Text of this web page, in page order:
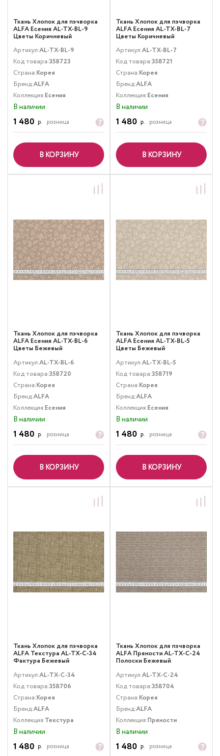
Ткань Хлопок для пэчворка
ALFA Есения AL-TX-BL-9
Цветы Коричневый
Артикул:AL-TX-BL-9
Код товара:358723
Страна:Корея
Бренд:ALFA
Коллекция:Есения
В наличии
1 480 р. розница
В КОРЗИНУ
Ткань Хлопок для пэчворка
ALFA Есения AL-TX-BL-7
Цветы Коричневый
Артикул:AL-TX-BL-7
Код товара:358721
Страна:Корея
Бренд:ALFA
Коллекция:Есения
В наличии
1 480 р. розница
В КОРЗИНУ
Ткань Хлопок для пэчворка
ALFA Есения AL-TX-BL-6
Цветы Бежевый
Артикул:AL-TX-BL-6
Код товара:358720
Страна:Корея
Бренд:ALFA
Коллекция:Есения
В наличии
1 480 р. розница
В КОРЗИНУ
Ткань Хлопок для пэчворка
ALFA Есения AL-TX-BL-5
Цветы Бежевый
Артикул:AL-TX-BL-5
Код товара:358719
Страна:Корея
Бренд:ALFA
Коллекция:Есения
В наличии
1 480 р. розница
В КОРЗИНУ
Ткань Хлопок для пэчворка
ALFA Текстура AL-TX-C-34
Фактура Бежевый
Артикул:AL-TX-C-34
Код товара:358706
Страна:Корея
Бренд:ALFA
Коллекция:Текстура
В наличии
1 480 р. розница
Ткань Хлопок для пэчворка
ALFA Пряности AL-TX-C-24
Полоски Бежевый
Артикул:AL-TX-C-24
Код товара:358704
Страна:Корея
Бренд:ALFA
Коллекция:Пряности
В наличии
1 480 р. розница